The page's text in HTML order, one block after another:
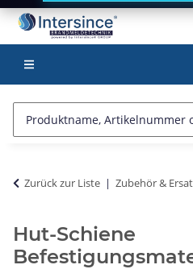
Zurück zur Liste Zubehör &
Hut-Schiene